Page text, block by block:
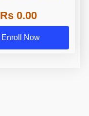
Rs 0.00
Enroll Now